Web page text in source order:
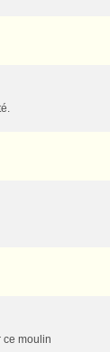
ce moulin